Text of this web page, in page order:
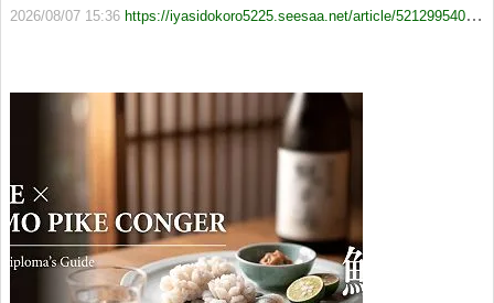
2026/08/07 15:36 https://iyasidokoro5225.seesaa.net/article/521299540.html